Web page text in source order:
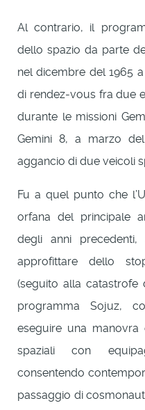
Al contrario, il
dello spazio da parte
nel dicembre del 1965
di rendez-vous fra due
durante le missioni
Gemini 8, a marzo
aggancio di due veicoli
Fu a quel punto che
orfana del principale
degli anni precedenti,
approfittare dello
(seguito alla catastrofe
programma Sojuz,
eseguire una
spaziali con
consentendo
passaggio di